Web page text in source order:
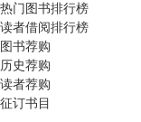
热门图书排行榜
读者借阅排行榜
图书荐购
历史荐购
读者荐购
征订书目